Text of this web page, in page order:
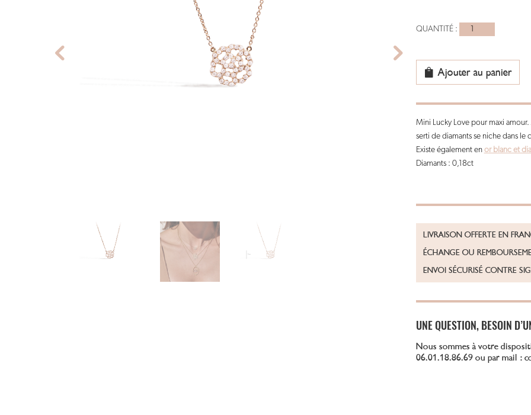
quantité
or
rose
lucky
love
Ajouter au panier
Mini Lucky Love pour maxi
serti de diamants se niche dans
Existe également en or blanc et
Diamants : 0,18ct
LIVRAISON OFFERTE EN
ÉCHANGE OU
ENVOI SÉCURISÉ CONTRE
UNE QUESTION, BESOIN
Nous sommes à votre
06.01.18.86.69 ou par mail :